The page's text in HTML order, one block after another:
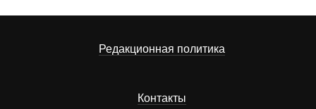
Редакционная политика
Контакты